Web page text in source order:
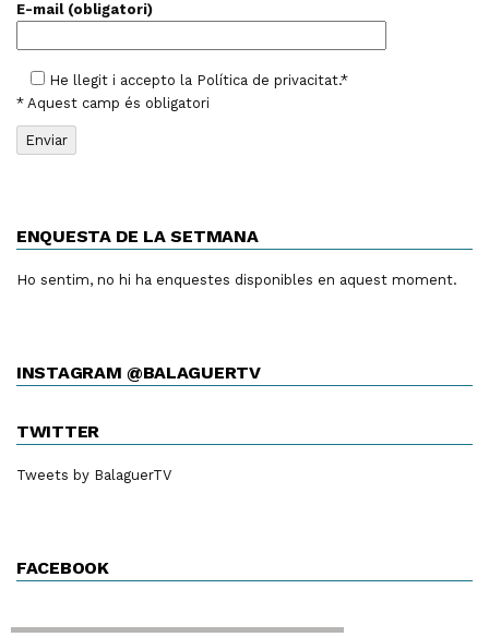
E-mail (obligatori)
He llegit i accepto la Política de privacitat.*
* Aquest camp és obligatori
ENQUESTA DE LA SETMANA
Ho sentim, no hi ha enquestes disponibles en aquest moment.
INSTAGRAM @BALAGUERTV
TWITTER
Tweets by BalaguerTV
FACEBOOK